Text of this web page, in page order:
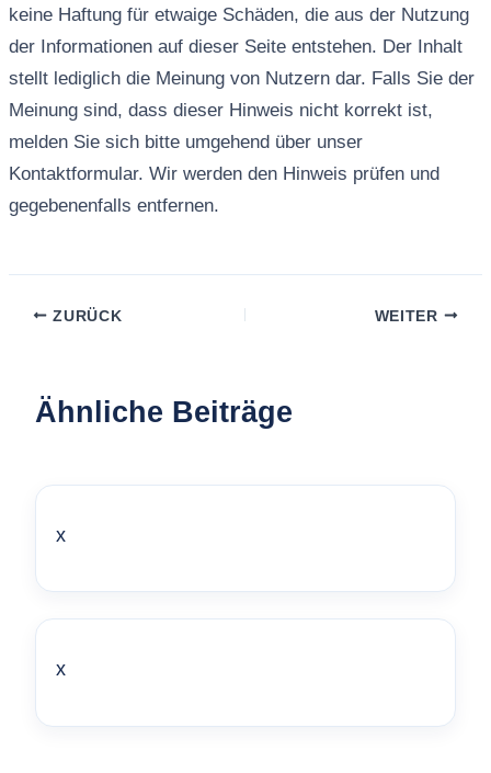
keine Haftung für etwaige Schäden, die aus der Nutzung
der Informationen auf dieser Seite entstehen. Der Inhalt
stellt lediglich die Meinung von Nutzern dar. Falls Sie der
Meinung sind, dass dieser Hinweis nicht korrekt ist,
melden Sie sich bitte umgehend über unser
Kontaktformular. Wir werden den Hinweis prüfen und
gegebenenfalls entfernen.
ZURÜCK WEITER
Ähnliche Beiträge
x
x